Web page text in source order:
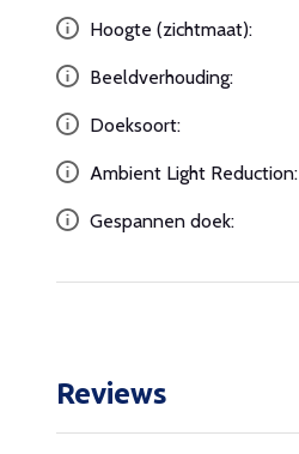
Hoogte (zichtmaat):
Beeldverhouding:
Doeksoort:
Ambient Light Reduction:
Gespannen doek:
Reviews